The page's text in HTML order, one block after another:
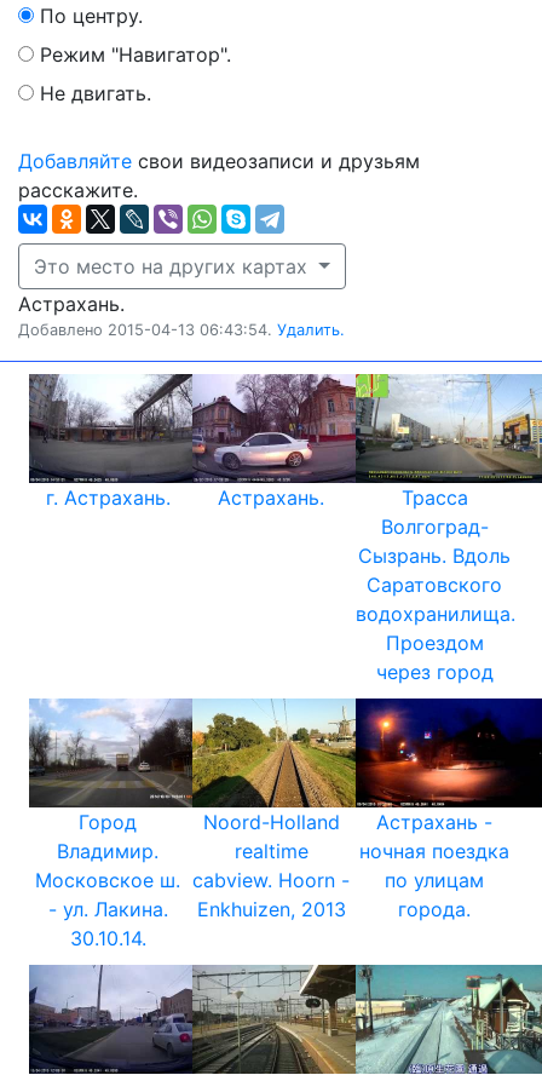
По центру.
Режим "Навигатор".
Не двигать.
Добавляйте свои видеозаписи и друзьям
расскажите.
Это место на других картах
Астрахань.
Добавлено 2015-04-13 06:43:54. Удалить.
г. Астрахань. Астрахань.
Трасса
Волгоград-
Сызрань. Вдоль
Саратовского
водохранилища.
Проездом
через город
Город
Владимир.
Московское ш.
- ул. Лакина.
30.10.14.
Noord-Holland
realtime
cabview. Hoorn -
Enkhuizen, 2013
Астрахань -
ночная поездка
по улицам
города.